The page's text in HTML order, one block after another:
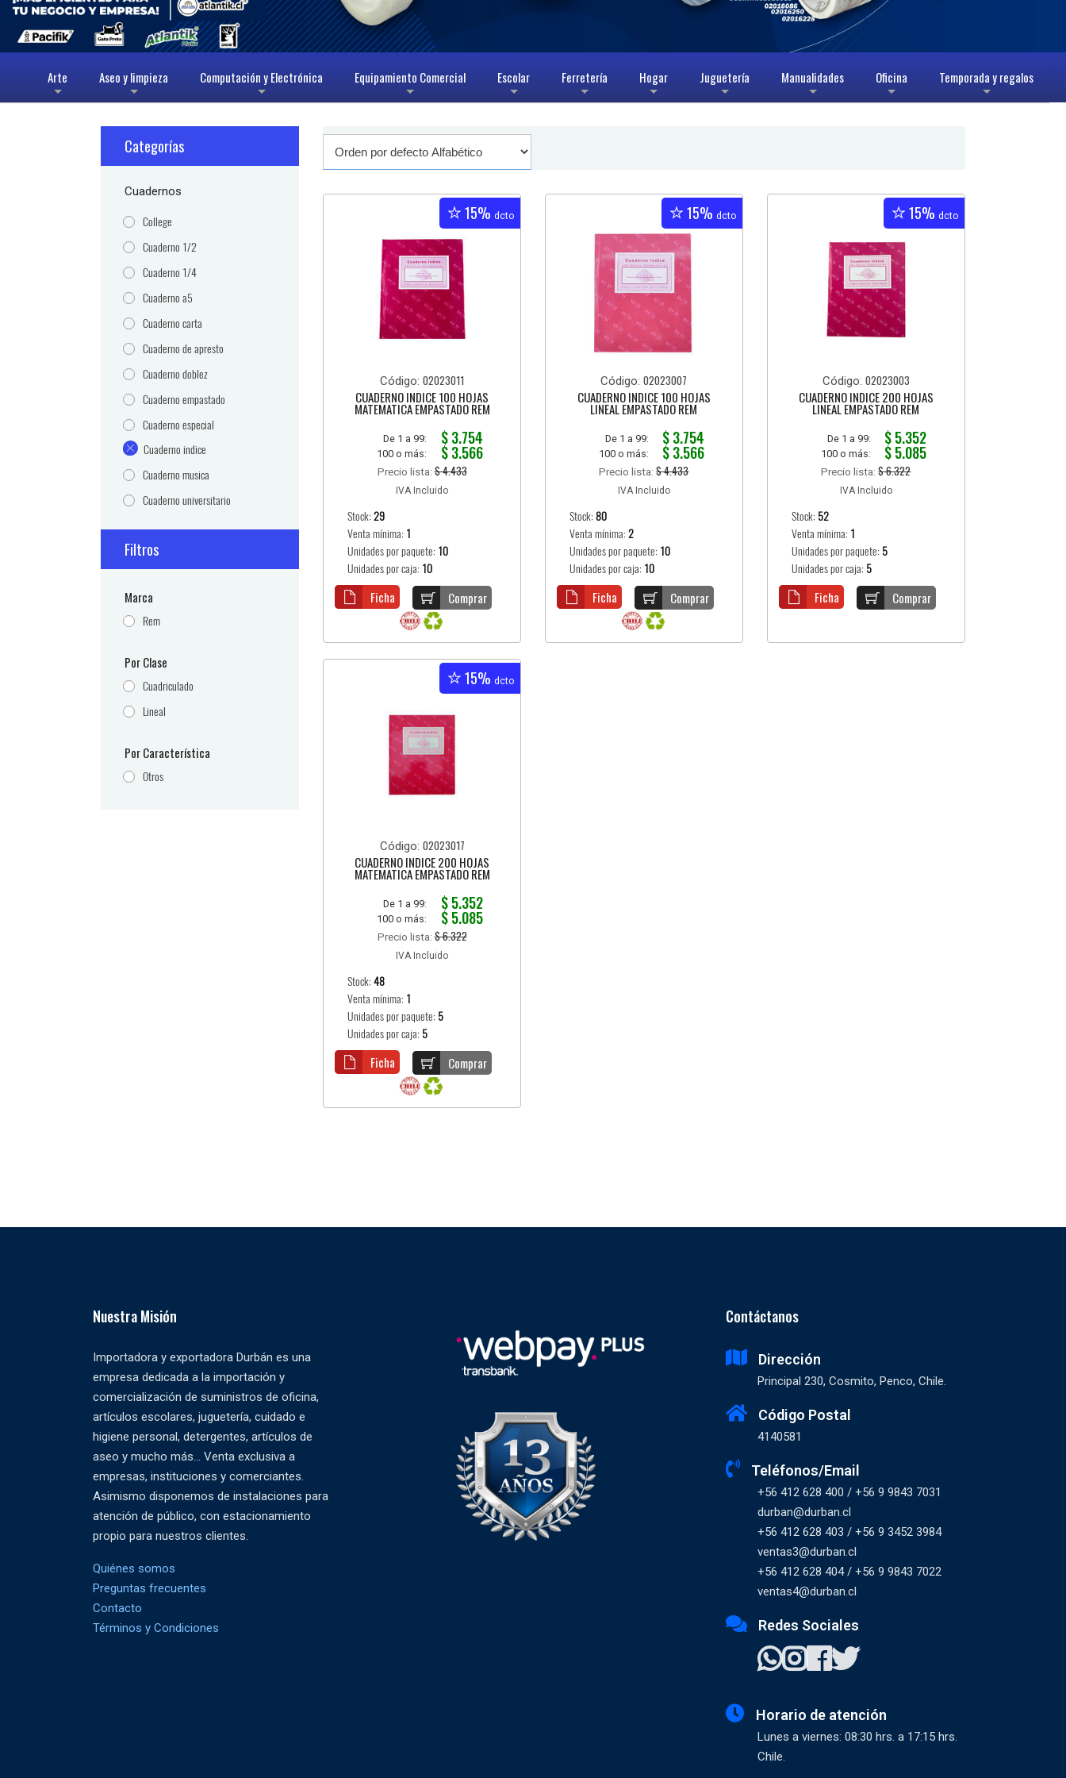
+
Arte
+
Aseo y limpieza
+
Computación y Electrónica
+
Equipamiento Comercial
+
Escolar
+
Ferretería
+
Hogar
+
Juguetería
+
Manualidades
+
Oficina
+
Temporada y regalos
Categorías
Cuadernos
College
Cuaderno 1/2
Cuaderno 1/4
Cuaderno a5
Cuaderno carta
Cuaderno de apresto
Cuaderno doblez
Cuaderno empastado
Cuaderno especial
Cuaderno indice
Cuaderno musica
Cuaderno universitario
Filtros
Marca
Rem
Por Clase
Cuadriculado
Lineal
Por Característica
Otros
15% dcto
Código:02023011
CUADERNO INDICE 100 HOJAS
MATEMATICA EMPASTADO REM
De 1 a 99: $ 3.754
100 o más: $ 3.566
Precio lista:$ 4.433
IVA Incluido
Stock:29
Venta mínima: 1
Unidades por paquete: 10
Unidades por caja: 10
Comprar
Ficha
15% dcto
Código:02023007
CUADERNO INDICE 100 HOJAS
LINEAL EMPASTADO REM
De 1 a 99: $ 3.754
100 o más: $ 3.566
Precio lista:$ 4.433
IVA Incluido
Stock: 80
Venta mínima: 2
Unidades por paquete: 10
Unidades por caja: 10
Comprar
Ficha
15% dcto
Código: 02023003
CUADERNO INDICE 200 HOJAS
LINEAL EMPASTADO REM
De 1 a 99: $ 5.352
100 o más: $ 5.085
Precio lista:$ 6.322
IVA Incluido
Stock: 52
Venta mínima: 1
Unidades por paquete: 5
Unidades por caja: 5
Comprar
Ficha
15% dcto
Código: 02023017
CUADERNO INDICE 200 HOJAS
MATEMATICA EMPASTADO REM
De 1 a 99: $ 5.352
100 o más: $ 5.085
Precio lista:$ 6.322
IVA Incluido
Stock:48
Venta mínima: 1
Unidades por paquete: 5
Unidades por caja: 5
Comprar
Ficha
Nuestra Misión
Importadora y exportadora Durbán es una
empresa dedicada a la importación y
comercialización de suministros de oficina,
artículos escolares, juguetería, cuidado e
higiene personal, detergentes, artículos de
aseo y mucho más... Venta exclusiva a
empresas, instituciones y comerciantes.
Asimismo disponemos de instalaciones para
atención de público, con estacionamiento
propio para nuestros clientes.
Quiénes somos
Preguntas frecuentes
Contacto
Términos y Condiciones
Contáctanos
Dirección
Principal 230, Cosmito, Penco, Chile.
Código Postal
4140581
Teléfonos/Email
+56 412 628 400 / +56 9 9843 7031
durban@durban.cl
+56 412 628 403 / +56 9 3452 3984
ventas3@durban.cl
+56 412 628 404 / +56 9 9843 7022
ventas4@durban.cl
Redes Sociales
Horario de atención
Lunes a viernes: 08:30 hrs. a 17:15 hrs.
Chile.